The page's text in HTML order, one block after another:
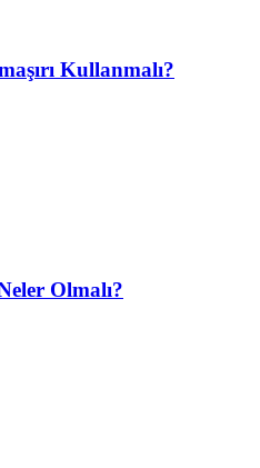
Kullanmalı?
Olmalı?